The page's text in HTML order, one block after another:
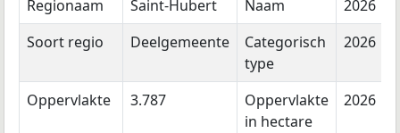
Regionaam Saint-Hubert Naam
2026
Soort regio
Deelgemeente
Categorisch
type
2026
Oppervlakte 3.787
Oppervlakte
in hectare
2026